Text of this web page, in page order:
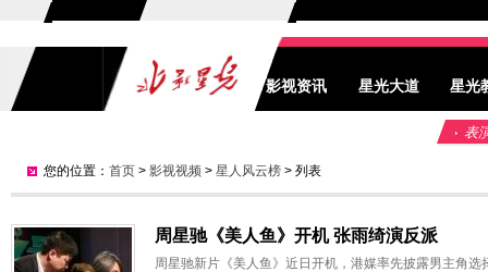
影视资讯 星光大道 星光
表
您的位置： 首页 > 影视视频 > 星人风云榜 > 列表
周星驰《美人鱼》开机 张雨绮演反派
周星驰新片《美人鱼》近日开机，港媒率先披露男主角